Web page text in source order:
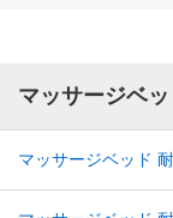
マッサージベ
マッサージベッド